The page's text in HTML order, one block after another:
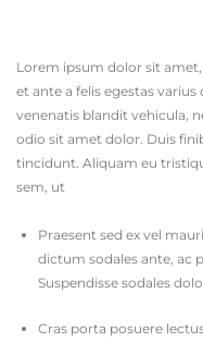
Lorem ipsum dolor sit
et ante a felis egestas
venenatis blandit vehicula,
odio sit amet dolor. Duis
tincidunt. Aliquam eu
sem, ut
Praesent sed ex vel
dictum sodales ante, ac
Suspendisse sodales
Cras porta posuere